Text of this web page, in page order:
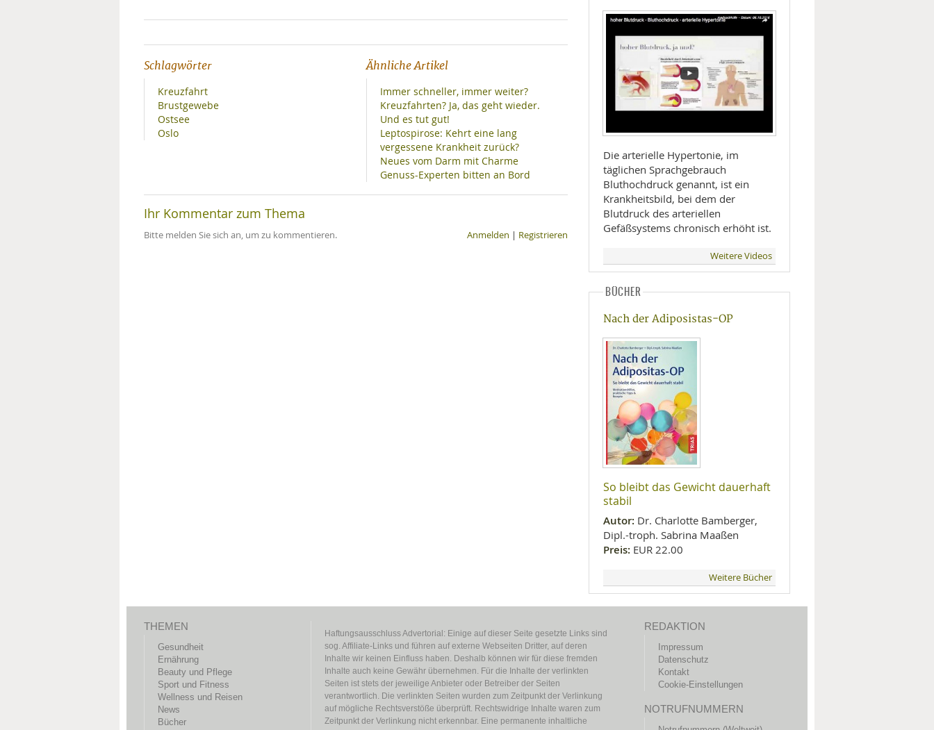
Schlagwörter
Kreuzfahrt
Brustgewebe
Ostsee
Oslo
Ähnliche Artikel
Immer schneller, immer weiter?
Kreuzfahrten? Ja, das geht wieder.
Und es tut gut!
Leptospirose: Kehrt eine lang
vergessene Krankheit zurück?
Neues vom Darm mit Charme
Genuss-Experten bitten an Bord
Ihr Kommentar zum Thema
Bitte melden Sie sich an, um zu kommentieren. Anmelden | Registrieren
Die arterielle Hypertonie, im
täglichen Sprachgebrauch
Bluthochdruck genannt, ist ein
Krankheitsbild, bei dem der
Blutdruck des arteriellen
Gefäßsystems chronisch erhöht ist.
Weitere Videos
BÜCHER
Nach der Adiposistas-OP
So bleibt das Gewicht dauerhaft
stabil
Autor: Dr. Charlotte Bamberger,
Dipl.-troph. Sabrina Maaßen
Preis: EUR 22.00
Weitere Bücher
THEMEN
Gesundheit
Ernährung
Beauty und Pflege
Sport und Fitness
Wellness und Reisen
News
Bücher
Haftungsausschluss Advertorial: Einige auf dieser Seite gesetzte Links sind
sog. Affiliate-Links und führen auf externe Webseiten Dritter, auf deren
Inhalte wir keinen Einfluss haben. Deshalb können wir für diese fremden
Inhalte auch keine Gewähr übernehmen. Für die Inhalte der verlinkten
Seiten ist stets der jeweilige Anbieter oder Betreiber der Seiten
verantwortlich. Die verlinkten Seiten wurden zum Zeitpunkt der Verlinkung
auf mögliche Rechtsverstöße überprüft. Rechtswidrige Inhalte waren zum
Zeitpunkt der Verlinkung nicht erkennbar. Eine permanente inhaltliche
REDAKTION
Impressum
Datenschutz
Kontakt
Cookie-Einstellungen
NOTRUFNUMMERN